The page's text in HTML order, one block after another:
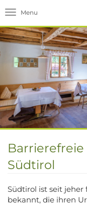
Toggle navigation
Barrierefreie
Südtirol
Südtirol ist seit jeher
bekannt, die ihren